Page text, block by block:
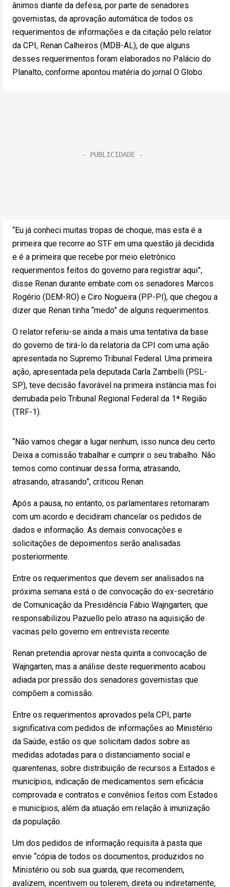
ânimos diante da defesa, por parte de senadores
governistas, da aprovação automática de todos os
requerimentos de informações e da citação pelo relator
da CPI, Renan Calheiros (MDB-AL), de que alguns
desses requerimentos foram elaborados no Palácio do
Planalto, conforme apontou matéria do jornal O Globo.
“Eu já conheci muitas tropas de choque, mas esta é a
primeira que recorre ao STF em uma questão já decidida
e é a primeira que recebe por meio eletrônico
requerimentos feitos do governo para registrar aqui”,
disse Renan durante embate com os senadores Marcos
Rogério (DEM-RO) e Ciro Nogueira (PP-PI), que chegou a
dizer que Renan tinha “medo” de alguns requerimentos.
O relator referiu-se ainda a mais uma tentativa da base
do governo de tirá-lo da relatoria da CPI com uma ação
apresentada no Supremo Tribunal Federal. Uma primeira
ação, apresentada pela deputada Carla Zambelli (PSL-
SP), teve decisão favorável na primeira instância mas foi
derrubada pelo Tribunal Regional Federal da 1ª Região
(TRF-1).
“Não vamos chegar a lugar nenhum, isso nunca deu certo.
Deixa a comissão trabalhar e cumprir o seu trabalho. Não
temos como continuar dessa forma, atrasando,
atrasando, atrasando”, criticou Renan.
Após a pausa, no entanto, os parlamentares retornaram
com um acordo e decidiram chancelar os pedidos de
dados e informação. As demais convocações e
solicitações de depoimentos serão analisadas
posteriormente.
Entre os requerimentos que devem ser analisados na
próxima semana está o de convocação do ex-secretário
de Comunicação da Presidência Fábio Wajngarten, que
responsabilizou Pazuello pelo atraso na aquisição de
vacinas pelo governo em entrevista recente.
Renan pretendia aprovar nesta quinta a convocação de
Wajngarten, mas a análise deste requerimento acabou
adiada por pressão dos senadores governistas que
compõem a comissão.
Entre os requerimentos aprovados pela CPI, parte
significativa com pedidos de informações ao Ministério
da Saúde, estão os que solicitam dados sobre as
medidas adotadas para o distanciamento social e
quarentenas, sobre distribuição de recursos a Estados e
municípios, indicação de medicamentos sem eficácia
comprovada e contratos e convênios feitos com Estados
e municípios, além da atuação em relação à imunização
da população.
Um dos pedidos de informação requisita à pasta que
envie “cópia de todos os documentos, produzidos no
Ministério ou sob sua guarda, que recomendem,
avalizem, incentivem ou tolerem, direta ou indiretamente,